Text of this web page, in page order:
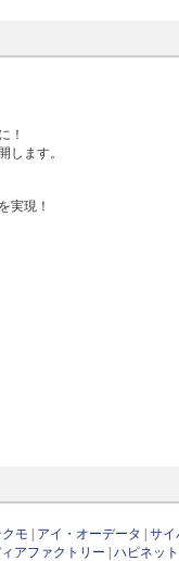
！
します。
実現！
モ アイ・オーデータ |サイ
アファクトリー |ハピネット